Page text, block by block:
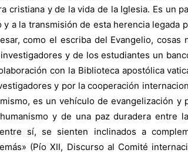
cristiana y de la vida de la Iglesia. Es un
y a la transmisión de esta herencia
como el escriba del Evangelio, cosas
y de los estudiantes un
con la Biblioteca apostólica
y por la cooperación
es un vehículo de evangelización
y de una paz duradera entre
sí, se sienten inclinados a
(Pío XII, Discurso al Comité